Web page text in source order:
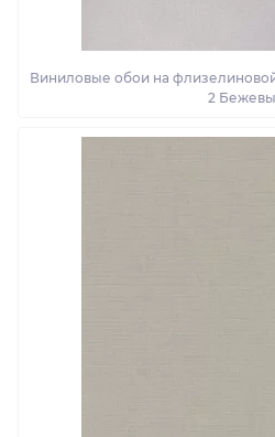
Виниловые обои на
2